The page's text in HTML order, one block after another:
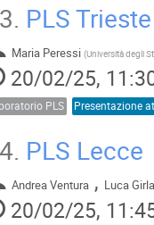
PLS Trieste
Maria Peressi (
20/02/25,
PLS
PLS Lecce
Andrea Ventura , Luca
20/02/25,